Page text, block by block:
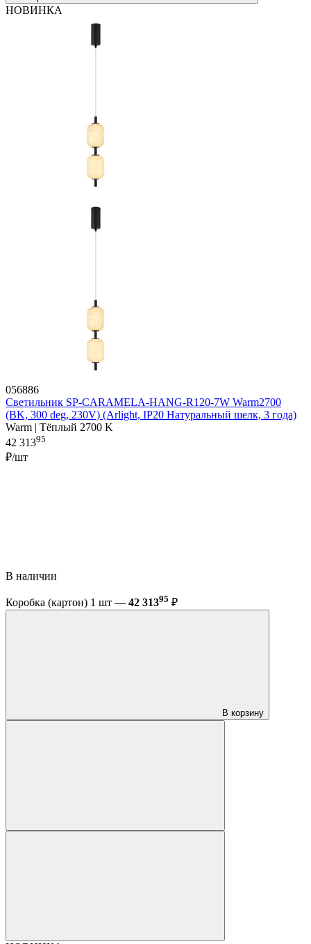
НОВИНКА
056886
Светильник SP-CARAMELA-HANG-R120-7W Warm2700
(BK, 300 deg, 230V) (Arlight, IP20 Натуральный шелк, 3 года)
Warm | Тёплый 2700 K
42 31395
₽/шт
В наличии
Коробка (картон) 1 шт — 42 31395 ₽
В корзину